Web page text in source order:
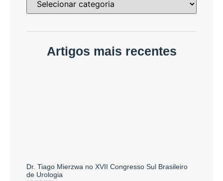
Artigos mais recentes
Dr. Tiago Mierzwa no XVII Congresso Sul Brasileiro
de Urologia